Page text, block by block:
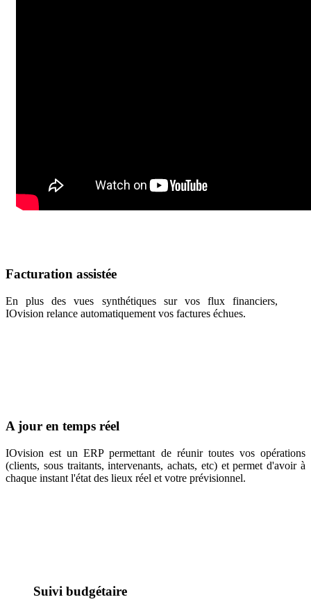
Facturation assistée
En plus des vues synthétiques sur vos flux financiers,
IOvision relance automatiquement vos factures échues.
A jour en temps réel
IOvision est un ERP permettant de réunir toutes vos opérations
(clients, sous traitants, intervenants, achats, etc) et permet d'avoir à
chaque instant l'état des lieux réel et votre prévisionnel.
Suivi budgétaire